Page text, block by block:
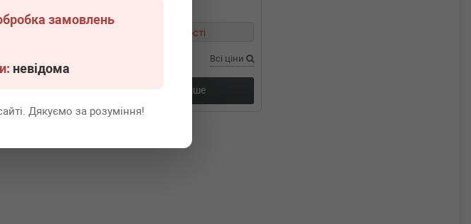
замовлень
невідома
Дякуємо за розуміння!
Немає в наявності
Всі ціни
Докладніше